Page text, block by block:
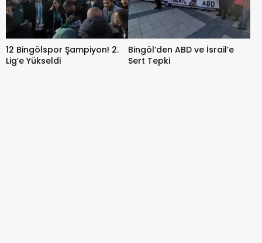
12 Bingölspor Şampiyon! 2.
Lig’e Yükseldi
Bingöl’den ABD ve İsrail’e
Sert Tepki